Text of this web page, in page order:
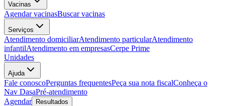
Vacinas
Agendar vacinasBuscar vacinas
Serviços
Atendimento domiciliarAtendimento particularAtendimento
infantilAtendimento em empresasCerpe Prime
Unidades
Ajuda
Fale conoscoPerguntas frequentesPeça sua nota fiscalConheça o
Nav DasaPré-atendimento
Agendar
Resultados